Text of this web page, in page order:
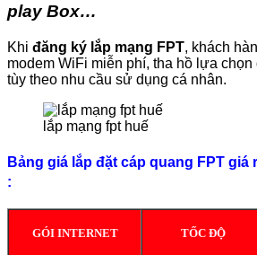
play Box…
Khi đăng ký lắp mạng FPT, khách
modem WiFi miễn phí, tha hồ lựa
tùy theo nhu cầu sử dụng cá nhân.
lắp mạng fpt huế
Bảng giá lắp đặt cáp quang FPT giá
:
GÓI INTERNET TỐC ĐỘ